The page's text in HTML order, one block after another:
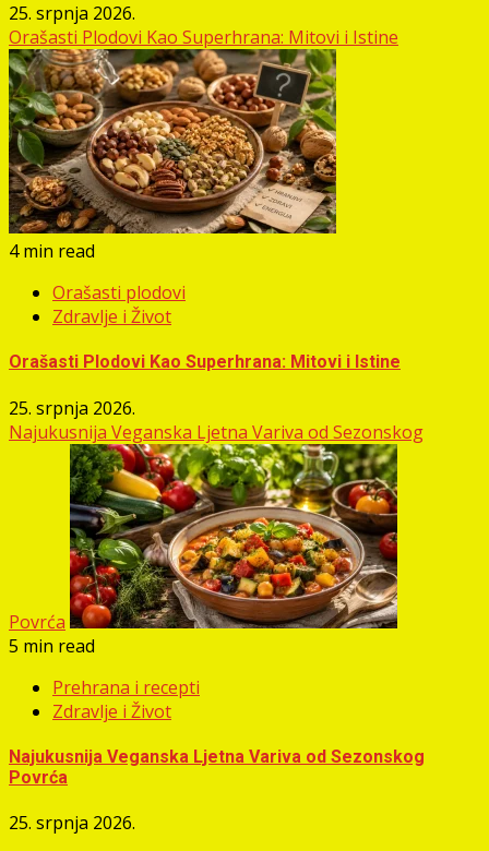
25. srpnja 2026.
Orašasti Plodovi Kao Superhrana: Mitovi i Istine
4 min read
Orašasti plodovi
Zdravlje i Život
Orašasti Plodovi Kao Superhrana: Mitovi i Istine
25. srpnja 2026.
Najukusnija Veganska Ljetna Variva od Sezonskog
Povrća
5 min read
Prehrana i recepti
Zdravlje i Život
Najukusnija Veganska Ljetna Variva od Sezonskog
Povrća
25. srpnja 2026.